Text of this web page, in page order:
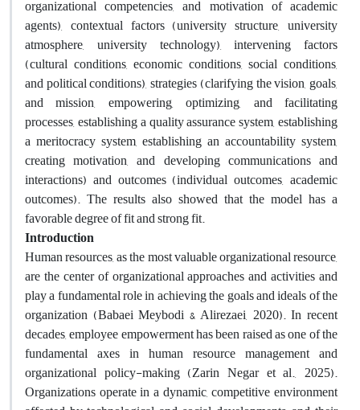
organizational competencies, and motivation of academic
agents), contextual factors (university structure, university
atmosphere, university technology), intervening factors
(cultural conditions, economic conditions, social conditions,
and political conditions), strategies (clarifying the vision, goals,
and mission, empowering, optimizing, and facilitating
processes, establishing a quality assurance system, establishing
a meritocracy system, establishing an accountability system,
creating motivation, and developing communications and
interactions) and outcomes (individual outcomes, academic
outcomes). The results also showed that the model has a
favorable degree of fit and strong fit.
Introduction
Human resources, as the most valuable organizational resource,
are the center of organizational approaches and activities and
play a fundamental role in achieving the goals and ideals of the
organization (Babaei Meybodi & Alirezaei, 2020). In recent
decades, employee empowerment has been raised as one of the
fundamental axes in human resource management and
organizational policy-making (Zarin Negar et al., 2025).
Organizations operate in a dynamic, competitive environment